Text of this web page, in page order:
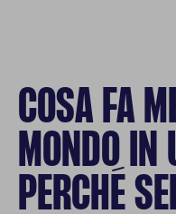
COSA FA
MONDO IN
PERCHÉ